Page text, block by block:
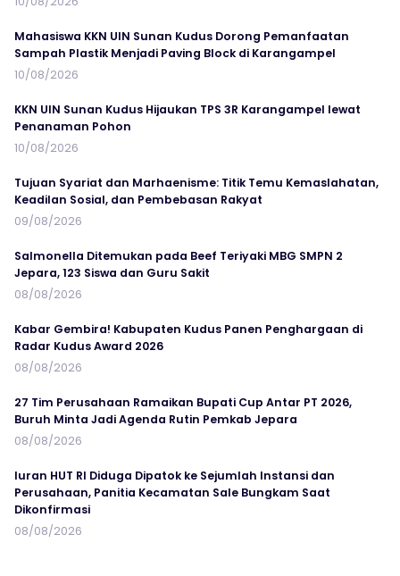
Mahasiswa KKN UIN Sunan Kudus Dorong Pemanfaatan
Sampah Plastik Menjadi Paving Block di Karangampel
10/08/2026
KKN UIN Sunan Kudus Hijaukan TPS 3R Karangampel lewat
Penanaman Pohon
10/08/2026
Tujuan Syariat dan Marhaenisme: Titik Temu Kemaslahatan,
Keadilan Sosial, dan Pembebasan Rakyat
09/08/2026
Salmonella Ditemukan pada Beef Teriyaki MBG SMPN 2
Jepara, 123 Siswa dan Guru Sakit
08/08/2026
Kabar Gembira! Kabupaten Kudus Panen Penghargaan di
Radar Kudus Award 2026
08/08/2026
27 Tim Perusahaan Ramaikan Bupati Cup Antar PT 2026,
Buruh Minta Jadi Agenda Rutin Pemkab Jepara
08/08/2026
Iuran HUT RI Diduga Dipatok ke Sejumlah Instansi dan
Perusahaan, Panitia Kecamatan Sale Bungkam Saat
Dikonfirmasi
08/08/2026